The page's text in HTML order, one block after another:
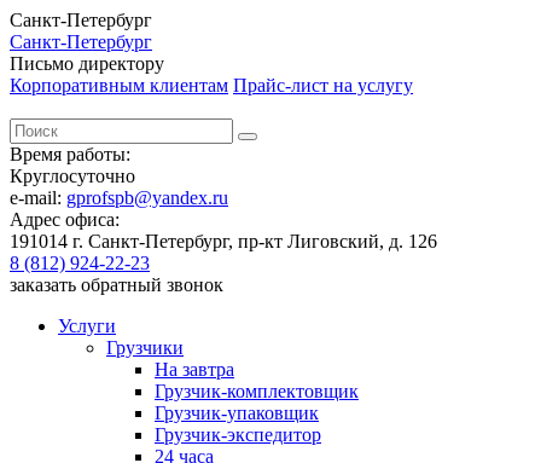
Санкт-Петербург
Санкт-Петербург
Письмо директору
Корпоративным клиентам Прайс-лист на услугу
Время работы:
Круглосуточно
e-mail: gprofspb@yandex.ru
Адрес офиса:
191014 г. Санкт-Петербург, пр-кт Лиговский, д. 126
8 (812) 924-22-23
заказать обратный звонок
Услуги
Грузчики
На завтра
Грузчик-комплектовщик
Грузчик-упаковщик
Грузчик-экспедитор
24 часа